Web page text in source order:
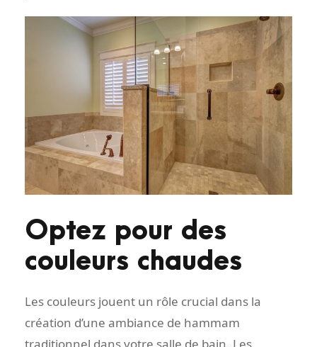
Optez pour des
couleurs chaudes
Les couleurs jouent un rôle crucial dans la
création d’une ambiance de hammam